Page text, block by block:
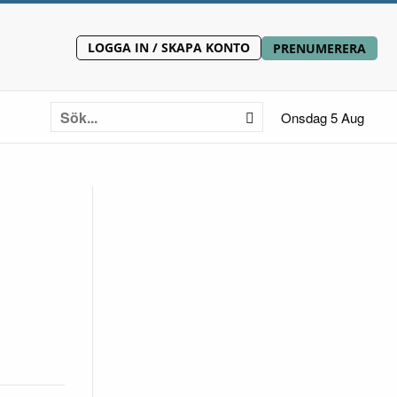
LOGGA IN / SKAPA KONTO PRENUMERERA
Onsdag 5 Aug